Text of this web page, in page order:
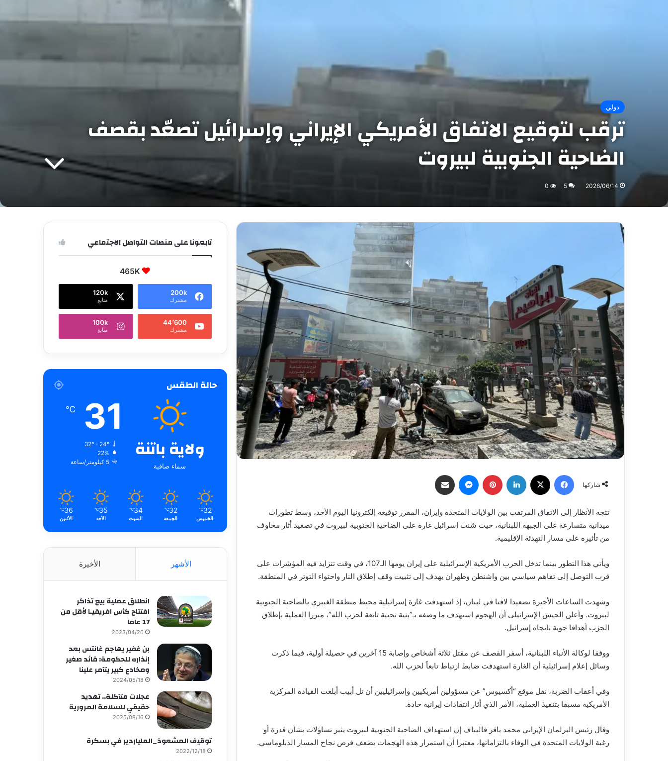
دولي
ترقب لتوقيع الاتفاق الأمريكي الإيراني وإسرائيل تصعّد بقصف
الضاحية الجنوبية لبيروت
2026/06/14
5
0
شاركها
فيسبوك لينكدإن بينتيريست ماسنجر
تتجه الأنظار إلى الاتفاق المرتقب بين الولايات المتحدة وإيران، المقرر توقيعه إلكترونيا اليوم الأحد، وسط تطورات
ميدانية متسارعة على الجبهة اللبنانية، حيث شنت إسرائيل غارة على الضاحية الجنوبية لبيروت في تصعيد أثار مخاوف
من تأثيره على مسار التهدئة الإقليمية.
ويأتي هذا التطور بينما تدخل الحرب الأمريكية الإسرائيلية على إيران يومها الـ107، في وقت تتزايد فيه المؤشرات على
قرب التوصل إلى تفاهم سياسي بين واشنطن وطهران يهدف إلى تثبيت وقف إطلاق النار واحتواء التوتر في المنطقة.
وشهدت الساعات الأخيرة تصعيدا لافتا في لبنان، إذ استهدفت غارة إسرائيلية محيط منطقة الغبيري بالضاحية الجنوبية
لبيروت. وأعلن الجيش الإسرائيلي أن الهجوم استهدف ما وصفه بـ”بنية تحتية تابعة لحزب الله”، مبررا العملية بإطلاق
الحزب أهدافا جوية باتجاه إسرائيل.
ووفقا لوكالة الأنباء اللبنانية، أسفر القصف عن مقتل ثلاثة أشخاص وإصابة 15 آخرين في حصيلة أولية، فيما ذكرت
وسائل إعلام إسرائيلية أن الغارة استهدفت ضابط ارتباط تابعاً لحزب الله.
وفي أعقاب الضربة، نقل موقع “أكسيوس” عن مسؤولين أمريكيين وإسرائيليين أن تل أبيب أبلغت القيادة المركزية
الأمريكية مسبقا بتنفيذ العملية، الأمر الذي أثار انتقادات إيرانية حادة.
وقال رئيس البرلمان الإيراني محمد باقر قاليباف إن استهداف الضاحية الجنوبية لبيروت يثير تساؤلات بشأن قدرة أو
رغبة الولايات المتحدة في الوفاء بالتزاماتها، معتبرا أن استمرار هذه الهجمات يضعف فرص نجاح المسار الدبلوماسي.
تابعونا على منصات التواصل الاجتماعي
465K
200k
مشترك
120k
متابع
44٬600
مشترك
100k
متابع
حالة الطقس
ولاية باتنة
سماء صافية
31
℃
32º - 24º
22%
5 كيلومتر/ساعة
32
℃
الخميس
32
℃
الجمعة
34
℃
السبت
35
℃
الأحد
36
℃
الأثنين
الأشهر الأخيرة
انطلاق عملية بيع تذاكر
افتتاح كأس افريقيـا لأقل من
17 عاما
2023/04/26
بن غفير يهاجم غانتس بعد
إنذاره للحكومة: قائد صغير
ومخادع كبير يتآمر علينا
2024/05/18
عجلات متآكلة.. تهديد
حقيقي للسلامة المرورية
2025/08/16
توقيف المشعوذ_الملياردير في بسكرة
2022/12/18